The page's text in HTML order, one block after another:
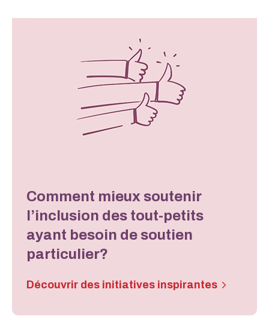
Comment mieux soutenir
l’inclusion des tout-petits
ayant besoin de soutien
particulier?
Découvrir des initiatives inspirantes